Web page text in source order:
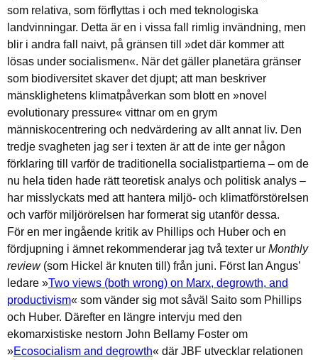
som relativa, som förflyttas i och med teknologiska
landvinningar. Detta är en i vissa fall rimlig invändning, men
blir i andra fall naivt, på gränsen till »det där kommer att
lösas under socialismen«. När det gäller planetära gränser
som biodiversitet skaver det djupt; att man beskriver
mänsklighetens klimatpåverkan som blott en »novel
evolutionary pressure« vittnar om en grym
människocentrering och nedvärdering av allt annat liv. Den
tredje svagheten jag ser i texten är att de inte ger någon
förklaring till varför de traditionella socialistpartierna – om de
nu hela tiden hade rätt teoretisk analys och politisk analys –
har misslyckats med att hantera miljö- och klimatförstörelsen
och varför miljörörelsen har formerat sig utanför dessa.
För en mer ingående kritik av Phillips och Huber och en
fördjupning i ämnet rekommenderar jag två texter ur Monthly
review(som Hickel är knuten till) från juni. Först Ian Angus’
ledare »Two views (both wrong) on Marx, degrowth, and
productivism« som vänder sig mot såväl Saito som Phillips
och Huber. Därefter en längre intervju med den
ekomarxistiske nestorn John Bellamy Foster om
»Ecosocialism and degrowth« där JBF utvecklar relationen